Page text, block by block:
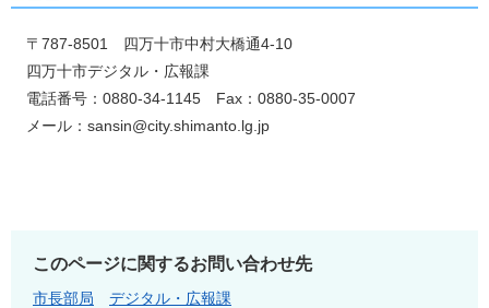
〒787-8501 四万十市中村大橋通4-10
四万十市デジタル・広報課
電話番号：0880-34-1145 Fax：0880-35-0007
メール：sansin@city.shimanto.lg.jp
このページに関するお問い合わせ先
市長部局
デジタル・広報課